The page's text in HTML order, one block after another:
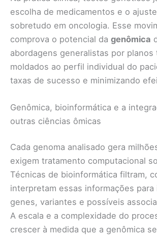
escolha de medicamentos e o
sobretudo em oncologia. Esse
comprova o potencial da genômica
abordagens generalistas por planos
moldados ao perfil individual do
taxas de sucesso e minimizando
Genômica, bioinformática e a
outras ciências ômicas
Cada genoma analisado gera
exigem tratamento computacional
Técnicas de bioinformática filtram,
interpretam essas informações
genes, variantes e possíveis
A escala e a complexidade do
crescer à medida que a genômica